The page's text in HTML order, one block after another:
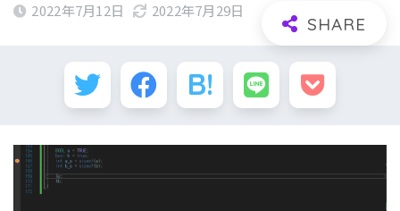
2022年7月12日 2022年7月29日